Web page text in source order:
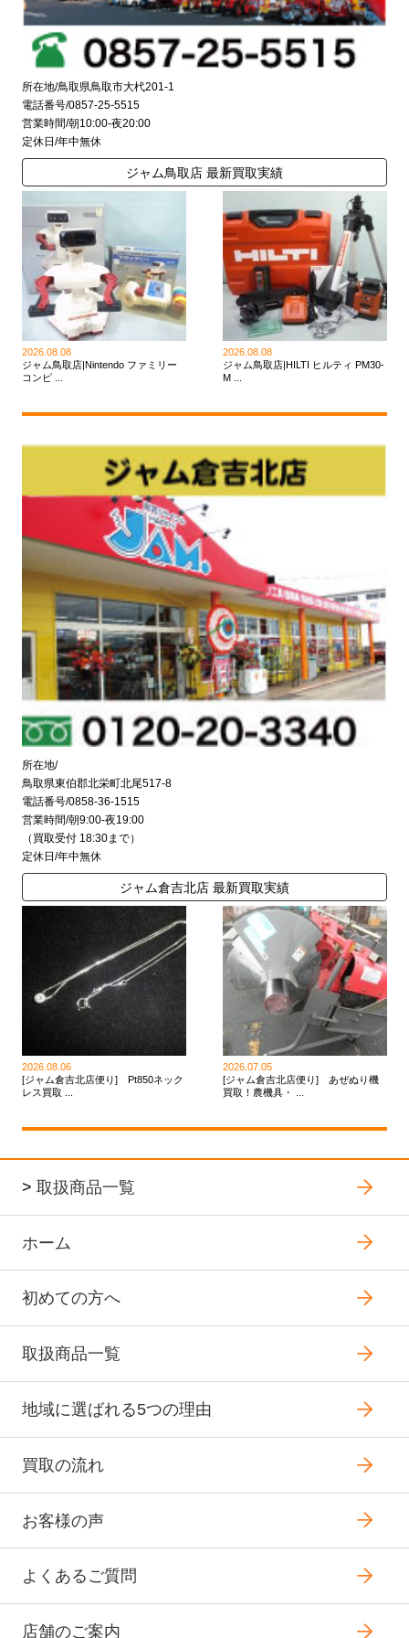
所在地/鳥取県鳥取市大杙201-1
電話番号/0857-25-5515
営業時間/朝10:00-夜20:00
定休日/年中無休
ジャム鳥取店 最新買取実績
2026.08.08
ジャム鳥取店|Nintendo ファミリー
コンピ ...
2026.08.08
ジャム鳥取店|HILTI ヒルティ PM30-
M ...
所在地/
鳥取県東伯郡北栄町北尾517-8
電話番号/0858-36-1515
営業時間/朝9:00-夜19:00
（買取受付 18:30まで）
定休日/年中無休
ジャム倉吉北店 最新買取実績
2026.08.06
[ジャム倉吉北店便り] Pt850ネック
レス買取 ...
2026.07.05
[ジャム倉吉北店便り] あぜぬり機
買取！農機具・ ...
> 取扱商品一覧
ホーム
初めての方へ
取扱商品一覧
地域に選ばれる5つの理由
買取の流れ
お客様の声
よくあるご質問
店舗のご案内